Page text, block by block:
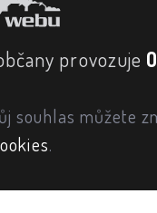
provozuje
souhlas můžete
.